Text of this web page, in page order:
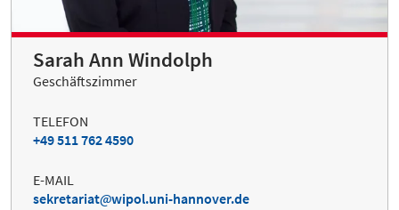
Sarah Ann Windolph
Geschäftszimmer
TELEFON
+49 511 762 4590
E-MAIL
sekretariat
wipol.uni-hannover.de